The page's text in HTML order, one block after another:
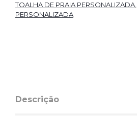
TOALHA DE PRAIA PERSONALIZADA,
PERSONALIZADA
Descrição